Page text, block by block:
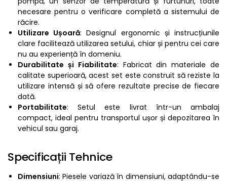
necesare pentru o verificare completă a sistemului de
răcire.
Utilizare Ușoară: Designul ergonomic și instrucțiunile
clare facilitează utilizarea setului, chiar și pentru cei care
nu au experiență în domeniu.
Durabilitate și Fiabilitate: Fabricat din materiale de
calitate superioară, acest set este construit să reziste la
utilizare intensă și să ofere rezultate precise de fiecare
dată.
Portabilitate: Setul este livrat într-un ambalaj
compact, ideal pentru transportul ușor și depozitarea în
vehicul sau garaj.
Specificații Tehnice
Dimensiuni: Piesele variază în dimensiuni, adaptându-se